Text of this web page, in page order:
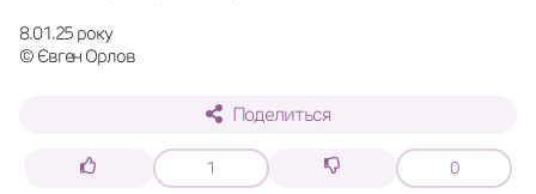
8.01.25 року
© Євген Орлов
Поделиться
1 0